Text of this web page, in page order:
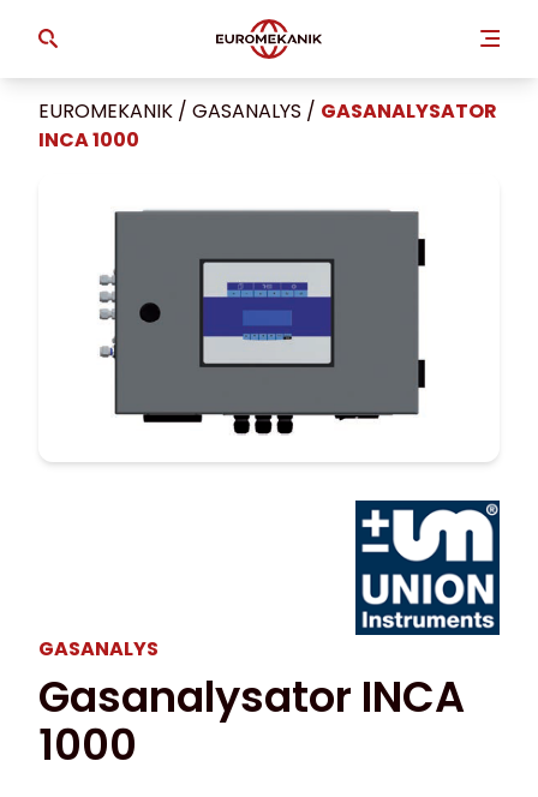
EUROMEKANIK / GASANALYS / GASANALYSATOR
INCA 1000
GASANALYS
Gasanalysator INCA
1000